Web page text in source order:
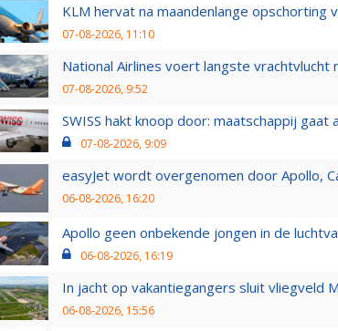
KLM hervat na maandenlange opschorting
07-08-2026, 11:10
National Airlines voert langste
07-08-2026, 9:52
SWISS hakt knoop door: maatschappij
07-08-2026, 9:09
easyJet wordt overgenomen door Apollo,
06-08-2026, 16:20
Apollo geen onbekende jongen in de
06-08-2026, 16:19
In jacht op vakantiegangers sluit vliegveld
06-08-2026, 15:56